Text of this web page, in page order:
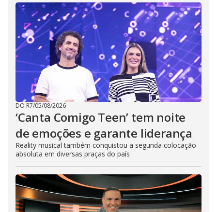
DO R7/05/08/2026
‘Canta Comigo Teen’ tem noite
de emoções e garante liderança
Reality musical também conquistou a segunda colocação
absoluta em diversas praças do país